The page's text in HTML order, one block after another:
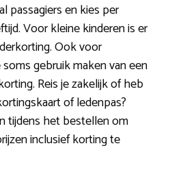
passagiers en kies per
Voor kleine kinderen is er
Ook voor
soms gebruik maken van een
Reis je zakelijk of heb
of ledenpas?
tijdens het bestellen om
inclusief korting te